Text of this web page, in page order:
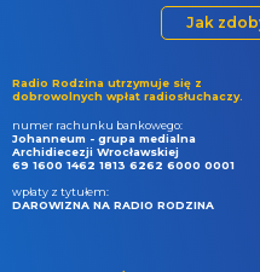
Jak
Radio Rodzina utrzymuje się z
dobrowolnych wpłat radiosłuchaczy.
numer rachunku bankowego:
Johanneum - grupa medialna
Archidiecezji Wrocławskiej
69 1600 1462 1813 6262 6000 0001
wpłaty z tytułem:
DAROWIZNA NA RADIO RODZINA